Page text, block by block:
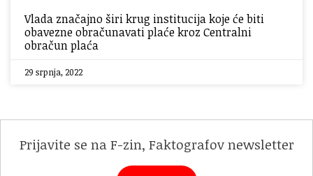
Vlada značajno širi krug institucija koje će biti
obavezne obračunavati plaće kroz Centralni
obračun plaća
29 srpnja, 2022
Prijavite se na F-zin, Faktografov newsletter